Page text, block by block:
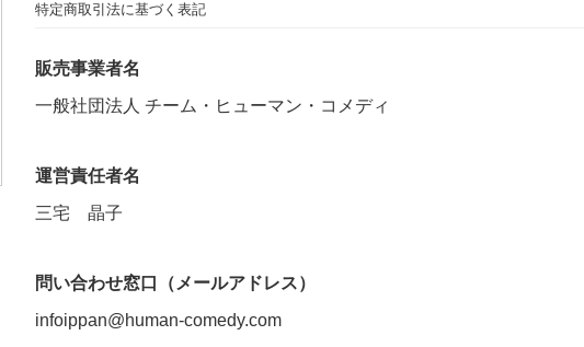
特定商取引法に基づく表記
販売事業者名
一般社団法人 チーム・ヒューマン・コメディ
運営責任者名
三宅 晶子
問い合わせ窓口（メールアドレス）
infoippan@human-comedy.com